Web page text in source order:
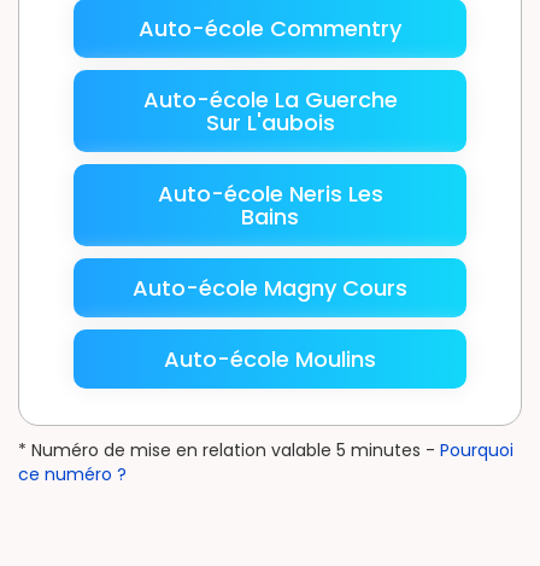
Auto-école Commentry
Auto-école La Guerche
Sur L'aubois
Auto-école Neris Les
Bains
Auto-école Magny Cours
Auto-école Moulins
* Numéro de mise en relation valable 5 minutes - Pourquoi
ce numéro ?